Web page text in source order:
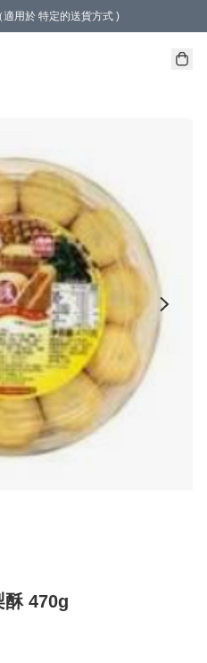
用於 特定的送貨方式 )
酥 470g